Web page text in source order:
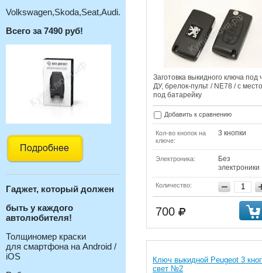
Volkswagen,Skoda,Seat,Audi.
Всего за 7490 руб!
Гаджет, который должен
быть у каждого
автолюбителя!
Толщиномер краски
для смартфона на Android /
iOS
Заготовка выкидного ключа под
ДУ, брелок-пульт / NE78 / с
под батарейку
Добавить к сравнению
Кол-во кнопок на
ключе:
3 кнопки
Электроника:
Без
электроники
Количество:
700
Ключ выкидной Peugeot 3
свет №2